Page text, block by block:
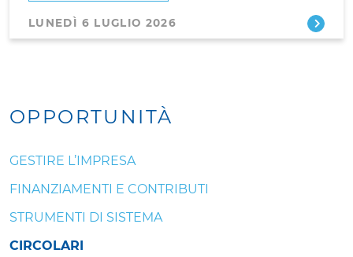
LUNEDÌ 6 LUGLIO 2026
OPPORTUNITÀ
GESTIRE L’IMPRESA
FINANZIAMENTI E CONTRIBUTI
STRUMENTI DI SISTEMA
CIRCOLARI